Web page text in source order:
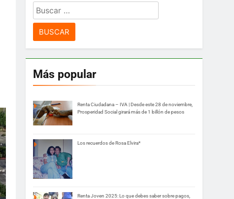
Buscar:
Más popular
Renta Ciudadana – IVA | Desde este 28 de noviembre,
Prosperidad Social girará más de 1 billón de pesos
Los recuerdos de Rosa Elvira*
Renta Joven 2025: Lo que debes saber sobre pagos,